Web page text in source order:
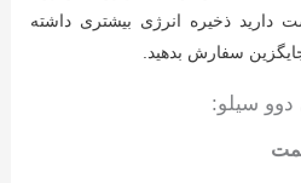
دارید ذخیره انرژی بیشتری داشته
سفارش بدهید.